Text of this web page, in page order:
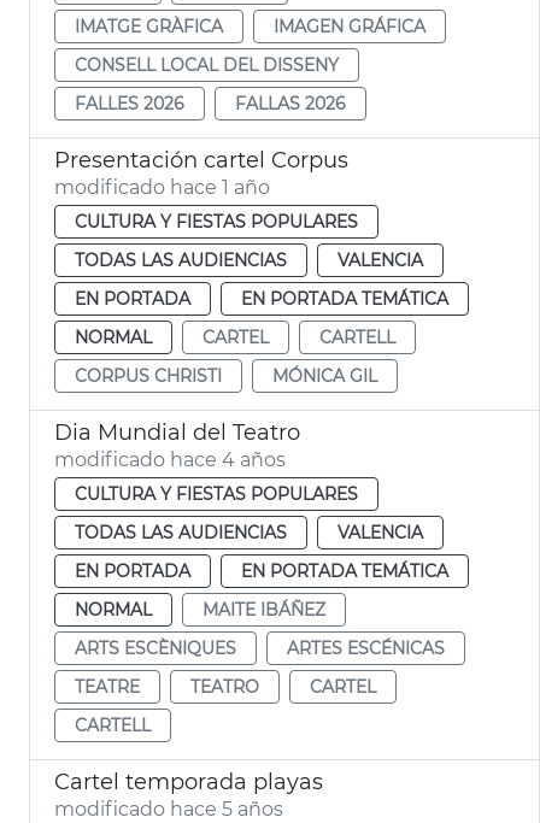
IMATGE GRÀFICA
IMAGEN GRÁFICA
CONSELL LOCAL DEL DISSENY
FALLES 2026
FALLAS 2026
Presentación cartel Corpus
modificado hace 1 año
CULTURA Y FIESTAS POPULARES
TODAS LAS AUDIENCIAS
VALENCIA
EN PORTADA
EN PORTADA TEMÁTICA
NORMAL
CARTEL
CARTELL
CORPUS CHRISTI
MÓNICA GIL
Dia Mundial del Teatro
modificado hace 4 años
CULTURA Y FIESTAS POPULARES
TODAS LAS AUDIENCIAS
VALENCIA
EN PORTADA
EN PORTADA TEMÁTICA
NORMAL
MAITE IBÁÑEZ
ARTS ESCÈNIQUES
ARTES ESCÉNICAS
TEATRE
TEATRO
CARTEL
CARTELL
Cartel temporada playas
modificado hace 5 años